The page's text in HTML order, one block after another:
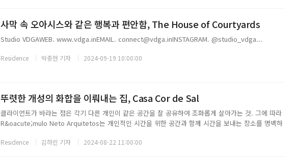
사막 속 오아시스와 같은 행복과 편안함, The House of Courtyards
Studio VDGAWEB. www.vdga.inEMAIL. connect@vdga.inINSTAGRAM. @studio_vdga...
Residence 박종현 기자 2024-09-19 10:00:00
뚜렷한 개성의 화합을 이뤄내는 집, Casa Cor de Sal
클라이언트가 바라는 점은 각기 다른 개인이 같은 공간을 잘 공유하여 조화롭게 살아가는 것. 그에 따라
R&oacute;mulo Neto Arquitetos는 개인적인 시간을 위한 공간과 함께 시간을 보내는 장소를 명백하
도록 내부에 안뜰을 설계했다. 더불어 지...
Residence 김하린 기자 2024-08-22 11:00:00